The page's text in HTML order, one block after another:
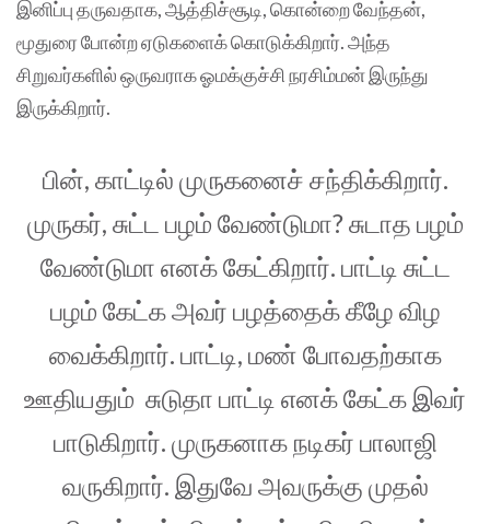
இனிப்பு தருவதாக, ஆத்திச்சூடி, கொன்றை வேந்தன்,
மூதுரை போன்ற ஏடுகளைக் கொடுக்கிறார். அந்த
சிறுவர்களில் ஒருவராக ஓமக்குச்சி நரசிம்மன் இருந்து
இருக்கிறார்.
பின், காட்டில் முருகனைச் சந்திக்கிறார்.
முருகர், சுட்ட பழம் வேண்டுமா? சுடாத பழம்
வேண்டுமா எனக் கேட்கிறார். பாட்டி சுட்ட
பழம் கேட்க அவர் பழத்தைக் கீழே விழ
வைக்கிறார். பாட்டி, மண் போவதற்காக
ஊதியதும் சுடுதா பாட்டி எனக் கேட்க இவர்
பாடுகிறார். முருகனாக நடிகர் பாலாஜி
வருகிறார். இதுவே அவருக்கு முதல்